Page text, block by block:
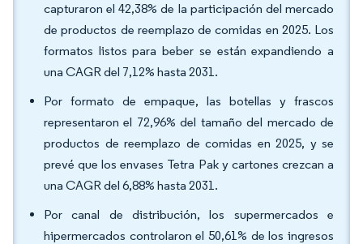
capturaron el 42,38% de la participación del mercado
de productos de reemplazo de comidas en 2025. Los
formatos listos para beber se están expandiendo a
una CAGR del 7,12% hasta 2031.
Por formato de empaque, las botellas y frascos
representaron el 72,96% del tamaño del mercado de
productos de reemplazo de comidas en 2025, y se
prevé que los envases Tetra Pak y cartones crezcan a
una CAGR del 6,88% hasta 2031.
Por canal de distribución, los supermercados e
hipermercados controlaron el 50,61% de los ingresos